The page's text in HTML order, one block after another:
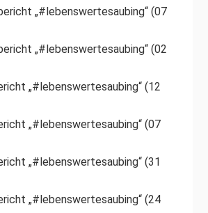
„#lebenswertesaubing“ (07
„#lebenswertesaubing“ (02
„#lebenswertesaubing“ (12
„#lebenswertesaubing“ (07
„#lebenswertesaubing“ (31
„#lebenswertesaubing“ (24